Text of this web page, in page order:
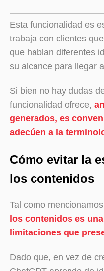
Esta funcionalidad es
trabaja con clientes
que hablan diferentes
su alcance para llegar
Si bien no hay dudas
funcionalidad ofrece,
generados, es
adecúen a la
Cómo evitar la
los contenidos
Tal como
los contenidos es
limitaciones que
Dado que, en vez de